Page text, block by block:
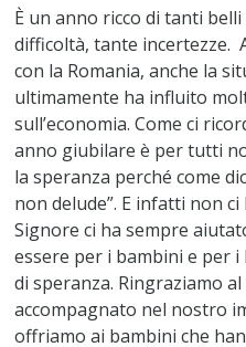
È un anno ricco di tanti
difficoltà, tante incertezze.
con la Romania, anche la
ultimamente ha influito
sull’economia. Come ci
anno giubilare è per tutti
la speranza perché come
non delude”. E infatti non
Signore ci ha sempre
essere per i bambini e per
di speranza. Ringraziamo
accompagnato nel nostro
offriamo ai bambini che